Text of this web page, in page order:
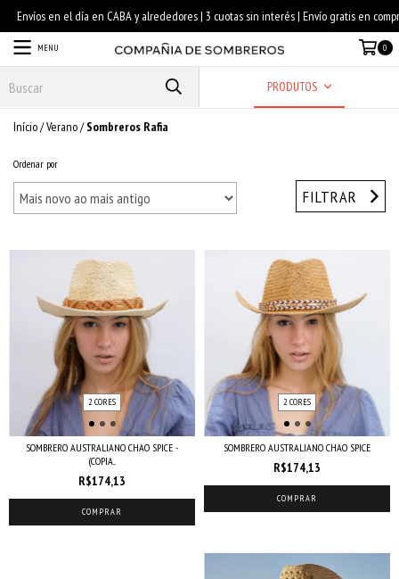
MENU 0
PRODUTOS
Início/Verano/ Sombreros Rafia
Ordenar por
FILTRAR
2 CORES
SOMBRERO AUSTRALIANO CHAO SPICE -
(COPIA...
R$174,13
COMPRAR
2 CORES
SOMBRERO AUSTRALIANO CHAO SPICE
R$174,13
COMPRAR